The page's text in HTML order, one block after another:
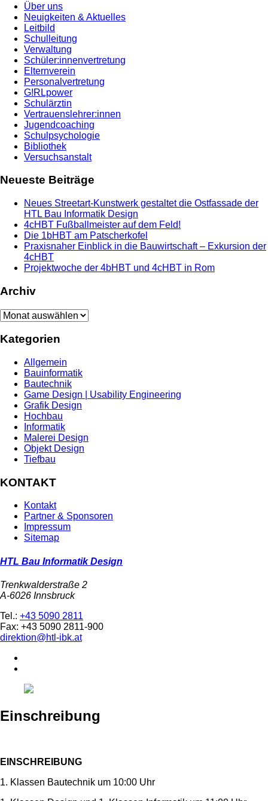
Über uns
Neuigkeiten & Aktuelles
Leitbild
Schulleitung
Verwaltung
Schüler:innenvertretung
Elternverein
Personalvertretung
G!RLpower
Schulärztin
Vertrauenslehrer:innen
Jugendcoaching
Schulpsychologie
Bibliothek
Versuchsanstalt
Neueste Beiträge
Neues Streetart-Kunstwerk gestaltet die Ostfassade der
HTL Bau Informatik Design
4cHBT Fußballmeister auf dem Feld!
Die 1bHBT am Patscherkofel
Praxisnaher Einblick in die Bauwirtschaft – Exkursion der
4cHBT
Projektwoche der 4bHBT und 4cHBT in Rom
Archiv
Archiv
Kategorien
Allgemein
Bauinformatik
Bautechnik
Game Design | Usability Engineering
Grafik Design
Hochbau
Informatik
Malerei Design
Objekt Design
Tiefbau
KONTAKT
Kontakt
Partner & Sponsoren
Impressum
Sitemap
HTL Bau Informatik Design
Trenkwalderstraße 2
A-6026 Innsbruck
Tel.: +43 5090 2811
Fax: +43 5090 2811-900
direktion@htl-ibk.at
Einschreibung
EINSCHREIBUNG
1. Klassen Bautechnik um 10:00 Uhr